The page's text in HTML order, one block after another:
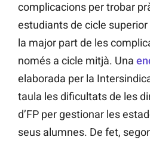
complicacions per trobar
estudiants de cicle
la major part de les
només a cicle mitjà. Una
elaborada per la
taula les dificultats de les
d’FP per gestionar les
seus alumnes. De fet,